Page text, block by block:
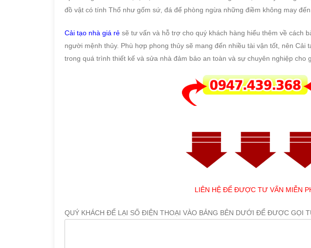
đồ vật có tính Thổ như gốm sứ, đá để phòng ngừa những điềm không may đến
Cải tạo nhà giá rẻ sẽ tư vấn và hỗ trợ cho quý khách hàng hiểu thêm về cách
người mệnh thủy. Phù hợp phong thủy sẽ mang đến nhiều tài vận tốt, nên Cải
trong quá trình thiết kế và sửa nhà đảm bảo an toàn và sự chuyên nghiệp cho
LIÊN HỆ ĐỂ ĐƯỢC TƯ VẤN MIỄN
QUÝ KHÁCH ĐỂ LẠI SỐ ĐIỆN THOẠI VÀO BẢNG BÊN DƯỚI ĐỂ ĐƯỢC GỌI